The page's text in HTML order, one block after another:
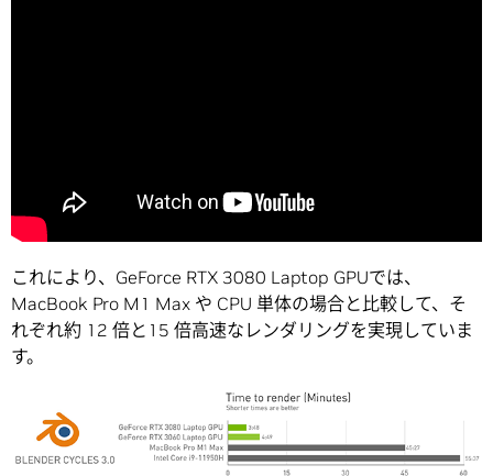
これにより、GeForce RTX 3080 Laptop GPUでは、
MacBook Pro M1 Max や CPU 単体の場合と比較して、そ
れぞれ約 12 倍と15 倍高速なレンダリングを実現していま
す。